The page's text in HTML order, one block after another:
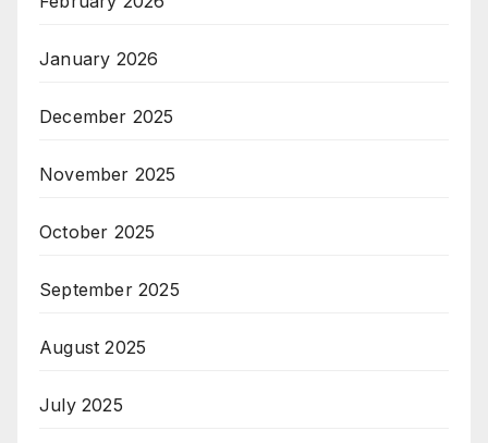
January 2026
December 2025
November 2025
October 2025
September 2025
August 2025
July 2025